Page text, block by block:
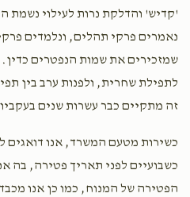
'קדיש' והדלקת נרות לעילוי נשמת
נאמרים פרקי תהלים, ונלמדים
שמזכירים את שמות הנפטרים כדין.
לתפילת שחרית, ולפנות ערב בין
זה מתקיים כבר עשרות שנים
כשירות מטעם המשרד, אנו דואגים
כשבועיים לפני תאריך פטירה, בה
הפטירה של המנוח, כמו כן אנו